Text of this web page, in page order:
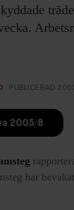
PUBLICERAD
2005/8
har